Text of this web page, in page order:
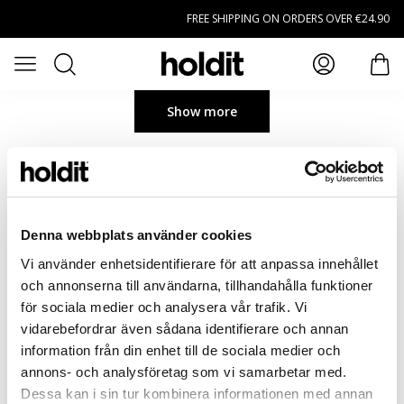
Denna webbplats använder cookies
Vi använder enhetsidentifierare för att anpassa innehållet
och annonserna till användarna, tillhandahålla funktioner
för sociala medier och analysera vår trafik. Vi
vidarebefordrar även sådana identifierare och annan
information från din enhet till de sociala medier och
annons- och analysföretag som vi samarbetar med.
Dessa kan i sin tur kombinera informationen med annan
FREE SHIPPING ON ORDERS OVER €24.90
Open menu
Search
Show more